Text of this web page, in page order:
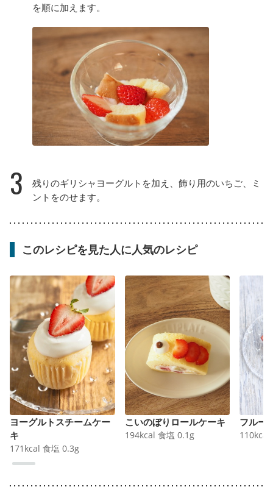
を順に加えます。
3
残りのギリシャヨーグルトを加え、飾り用のいちご、ミ
ントをのせます。
このレシピを見た人に人気のレシピ
ヨーグルトスチームケー
キ
171 kcal 食塩 0.3g
こいのぼりロールケーキ
194kcal 食塩 0.1 g
フルー
110kcal